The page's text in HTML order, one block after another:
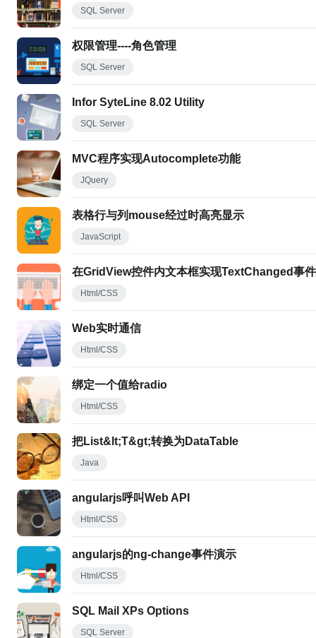
SQL Server
权限管理----角色管理
SQL Server
Infor SyteLine 8.02 Utility
SQL Server
MVC程序实现Autocomplete功能
JQuery
表格行与列mouse经过时高亮显示
JavaScript
在GridView控件内文本框实现TextChanged事件
Html/CSS
Web实时通信
Html/CSS
绑定一个值给radio
Html/CSS
把List&lt;T&gt;转换为DataTable
Java
angularjs呼叫Web API
Html/CSS
angularjs的ng-change事件演示
Html/CSS
SQL Mail XPs Options
SQL Server